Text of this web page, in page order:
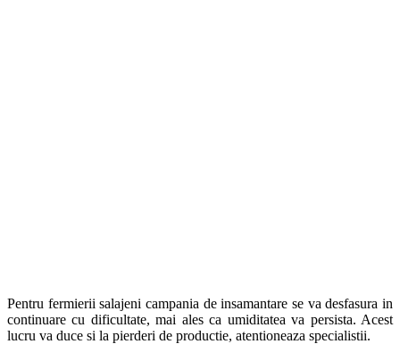
Pentru fermierii salajeni campania de insamantare se va desfasura in
continuare cu dificultate, mai ales ca umiditatea va persista. Acest
lucru va duce si la pierderi de productie, atentioneaza specialistii.